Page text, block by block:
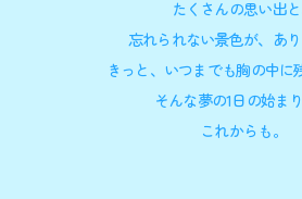
たくさんの思い出と
忘れられない景色が、あり
きっと、いつまでも胸の中に
そんな夢の1日の始まり
これからも。